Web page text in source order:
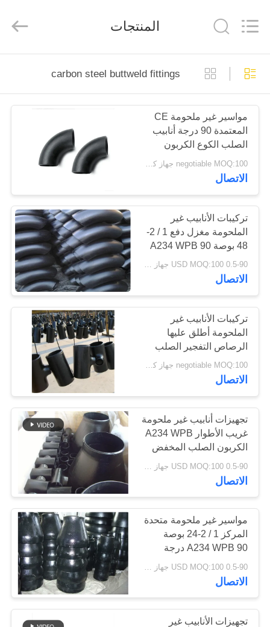
منزل،
بيت
منتجات
عرض
الواقع
الافتراضي
معلومات
جولة
في
المعمل
مراقبة
الجودة
اتصل
أخبار
اطلب
اقتباس
خريطة
الموقع
Co.,
Ltd..
Reserved.
ECER
المنتجات
carbon steel buttweld fittings
مواسير غير ملحومة CE
المعتمدة 90 درجة أنابيب
الصلب الكوع الكربون
الصلب
negotiable MOQ:100 جهاز كمبيوتر شخصى
الاتصال
تركيبات الأنابيب غير
الملحومة مغزل دفع 1 / 2-
48 بوصة A234 WPB 90
درجة الكوع الصلب
الكربوني
0.5-90 USD MOQ:100 جهاز كمبيوتر شخصى
الاتصال
تركيبات الأنابيب غير
الملحومة أطلق عليها
الرصاص التفجير الصلب
الكربوني المحملة مع
ASME B16.9 ASTM JIS
negotiable MOQ:100 جهاز كمبيوتر شخصى
الاتصال
تجهيزات أنابيب غير ملحومة
غريب الأطوار A234 WPB
الكربون الصلب المخفض
الاتصال
مواسير غير ملحومة متحدة
المركز 1 / 2-24 بوصة
A234 WPB 90 درجة
الكربون الصلب الكوع
0.5-90 USD MOQ:100 جهاز كمبيوتر شخصى
الاتصال
تجهيزات الأنابيب غير